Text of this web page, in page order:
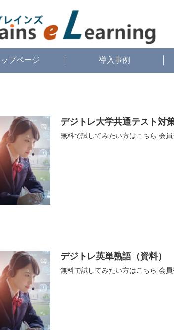
ップページ 導入事例
デジトレ大学共通テスト対
無料で試してみたい方はこちら 会
デジトレ英単熟語（資料）
無料で試してみたい方はこちら 会